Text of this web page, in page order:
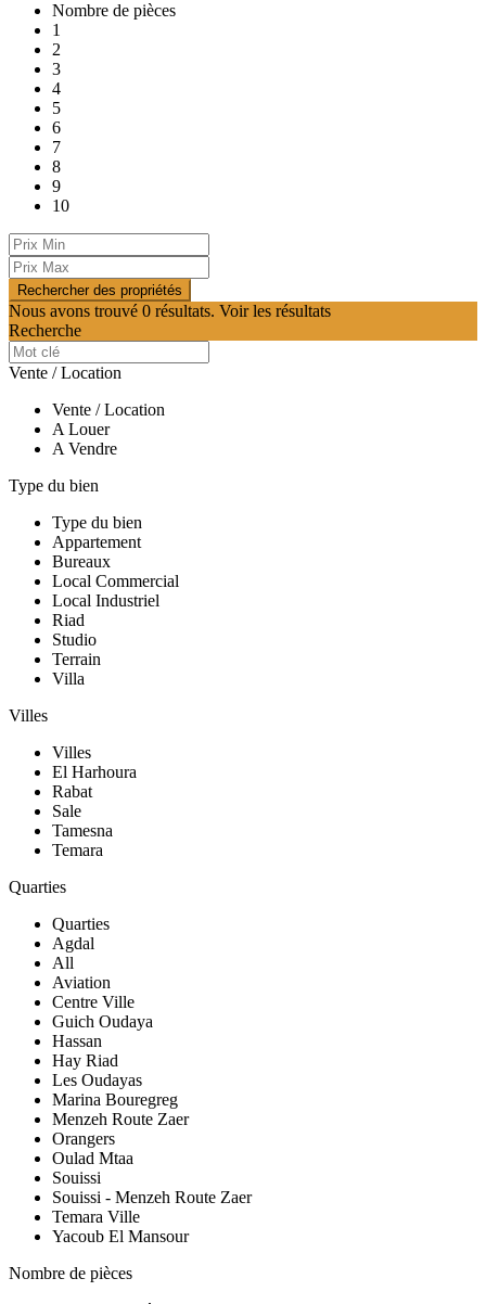
Nombre de pièces
1
2
3
4
5
6
7
8
9
10
Nous avons trouvé 0 résultats. Voir les résultats
Recherche
Vente / Location
Vente / Location
A Louer
A Vendre
Type du bien
Type du bien
Appartement
Bureaux
Local Commercial
Local Industriel
Riad
Studio
Terrain
Villa
Villes
Villes
El Harhoura
Rabat
Sale
Tamesna
Temara
Quarties
Quarties
Agdal
All
Aviation
Centre Ville
Guich Oudaya
Hassan
Hay Riad
Les Oudayas
Marina Bouregreg
Menzeh Route Zaer
Orangers
Oulad Mtaa
Souissi
Souissi - Menzeh Route Zaer
Temara Ville
Yacoub El Mansour
Nombre de pièces